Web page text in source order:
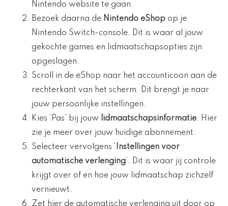
Nintendo website te gaan.
Bezoek daarna de Nintendo eShop op je
Nintendo Switch-console. Dit is waar al jouw
gekochte games en lidmaatschapsopties zijn
opgeslagen.
Scroll in de eShop naar het accounticoon aan de
rechterkant van het scherm. Dit brengt je naar
jouw persoonlijke instellingen.
Kies ‘Pas’ bij jouw
lidmaatschapsinformatie. Hier
zie je meer over jouw huidige abonnement.
Selecteer vervolgens ‘
Instellingen voor
automatische verlenging ‘. Dit is waar jij controle
krijgt over of en hoe jouw lidmaatschap zichzelf
vernieuwt.
Zet hier de automatische verlenging uit door op